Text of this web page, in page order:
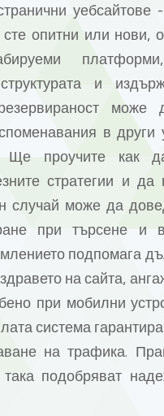
опитни или нови,
структурата и
в други
Ще проучите как
стратегии и
случай може да
при търсене и
подпомага
на сайта,
при мобилни
система
на трафика.
подобряват